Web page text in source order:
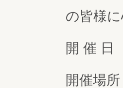
の皆様
開 催
開催場